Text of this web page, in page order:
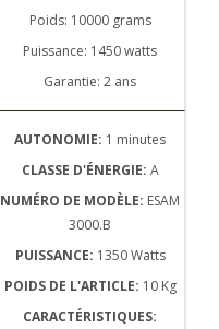
Poids: 10000 grams
Puissance: 1450 watts
Garantie: 2 ans
AUTONOMIE: 1 minutes
CLASSE D'ÉNERGIE: A
NUMÉRO DE MODÈLE: ESAM
3000.B
PUISSANCE: 1350 Watts
POIDS DE L'ARTICLE: 10 Kg
CARACTÉRISTIQUES: